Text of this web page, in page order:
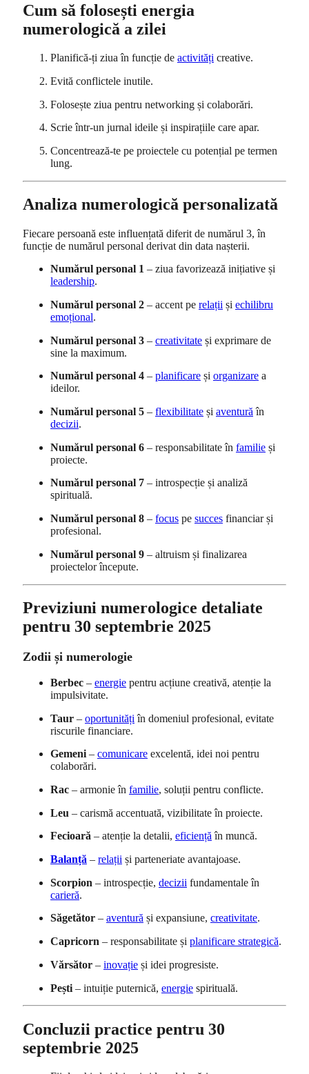
Cum să folosești energia
numerologică a zilei
Planifică-ți ziua în funcție de activități creative.
Evită conflictele inutile.
Folosește ziua pentru networking și colaborări.
Scrie într-un jurnal ideile și inspirațiile care apar.
Concentrează-te pe proiectele cu potențial pe termen
lung.
Analiza numerologică personalizată
Fiecare persoană este influențată diferit de numărul 3, în
funcție de numărul personal derivat din data nașterii.
Numărul personal 1 – ziua favorizează inițiative și
leadership.
Numărul personal 2 – accent pe relații și echilibru
emoțional.
Numărul personal 3 – creativitate și exprimare de
sine la maximum.
Numărul personal 4 – planificare și organizare a
ideilor.
Numărul personal 5 – flexibilitate și aventură în
decizii.
Numărul personal 6 – responsabilitate în familie și
proiecte.
Numărul personal 7 – introspecție și analiză
spirituală.
Numărul personal 8 – focus pe succes financiar și
profesional.
Numărul personal 9 – altruism și finalizarea
proiectelor începute.
Previziuni numerologice detaliate
pentru 30 septembrie 2025
Zodii și numerologie
Berbec – energie pentru acțiune creativă, atenție la
impulsivitate.
Taur – oportunități în domeniul profesional, evitate
riscurile financiare.
Gemeni – comunicare excelentă, idei noi pentru
colaborări.
Rac – armonie în familie, soluții pentru conflicte.
Leu – carismă accentuată, vizibilitate în proiecte.
Fecioară – atenție la detalii, eficiență în muncă.
Balanță – relații și parteneriate avantajoase.
Scorpion – introspecție, decizii fundamentale în
carieră.
Săgetător – aventură și expansiune, creativitate.
Capricorn – responsabilitate și planificare strategică.
Vărsător – inovație și idei progresiste.
Pești – intuiție puternică, energie spirituală.
Concluzii practice pentru 30
septembrie 2025